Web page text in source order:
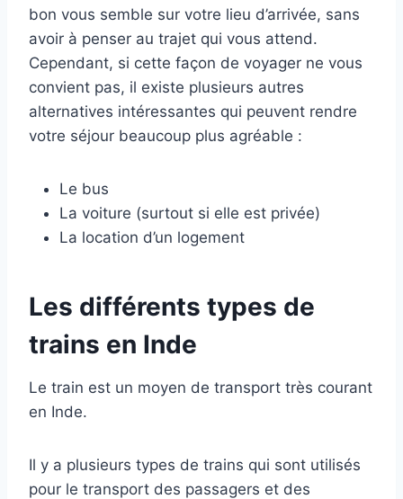
bon vous semble sur votre lieu d’arrivée, sans
avoir à penser au trajet qui vous attend.
Cependant, si cette façon de voyager ne vous
convient pas, il existe plusieurs autres
alternatives intéressantes qui peuvent rendre
votre séjour beaucoup plus agréable :
Le bus
La voiture (surtout si elle est privée)
La location d’un logement
Les différents types de
trains en Inde
Le train est un moyen de transport très courant
en Inde.
Il y a plusieurs types de trains qui sont utilisés
pour le transport des passagers et des